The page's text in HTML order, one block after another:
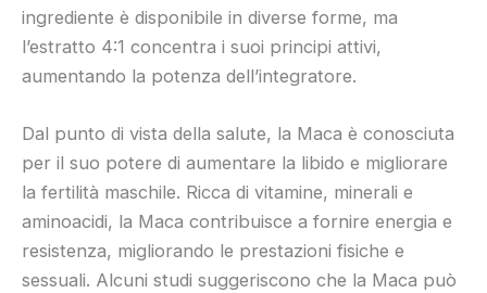
ingrediente è disponibile in diverse forme, ma
l’estratto 4:1 concentra i suoi principi attivi,
aumentando la potenza dell’integratore.
Dal punto di vista della salute, la Maca è conosciuta
per il suo potere di aumentare la libido e migliorare
la fertilità maschile. Ricca di vitamine, minerali e
aminoacidi, la Maca contribuisce a fornire energia e
resistenza, migliorando le prestazioni fisiche e
sessuali. Alcuni studi suggeriscono che la Maca può